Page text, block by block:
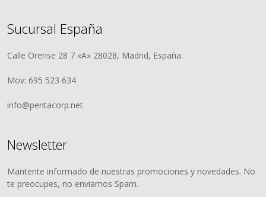
Sucursal España
Calle Orense 28 7 «A» 28028, Madrid, España.
Mov: 695 523 634
info@pentacorp.net
Newsletter
Mantente informado de nuestras promociones y novedades. No
te preocupes, no enviamos Spam.